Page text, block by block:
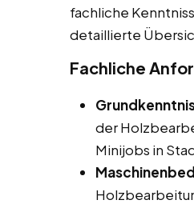
fachliche
detaillierte
Fachliche
der
Minijobs in